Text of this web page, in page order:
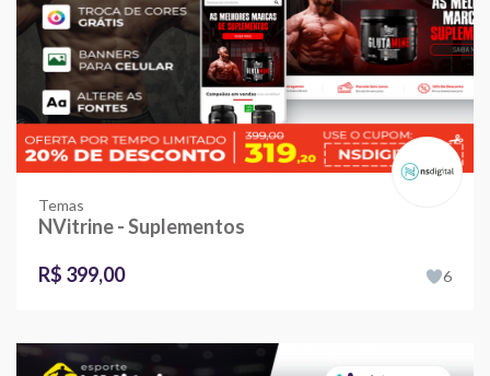
Temas
NVitrine - Suplementos
R$ 399,00
6